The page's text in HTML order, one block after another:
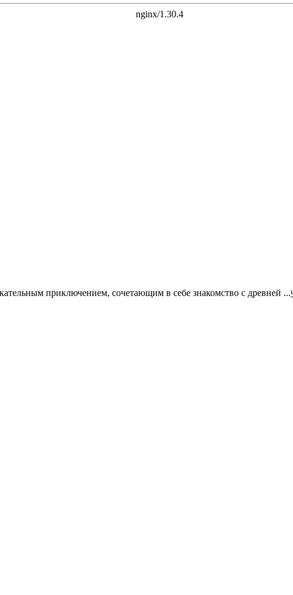
приключением, сочетающим в себе знакомство с древней ...